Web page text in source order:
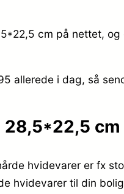
cm på nettet,
allerede i dag, så
hvidevarer er fx
hvidevarer til din